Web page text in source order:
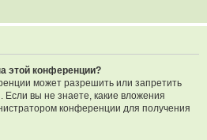
этой конференции?
может разрешить или запретить
вы не знаете, какие вложения
конференции для получения